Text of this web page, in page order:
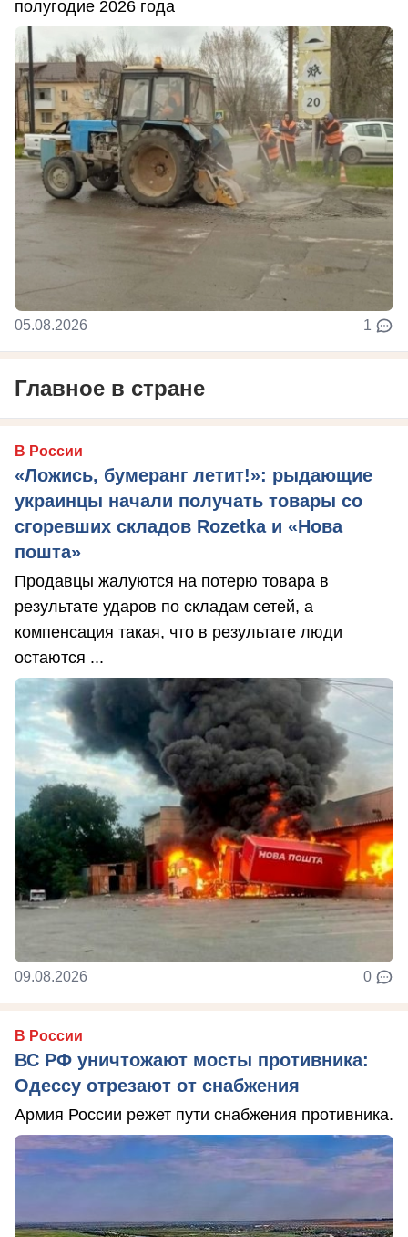
полугодие 2026 года
05.08.2026 1
Главное в стране
В России
«Ложись, бумеранг летит!»: рыдающие
украинцы начали получать товары со
сгоревших складов Rozetka и «Нова
пошта»
Продавцы жалуются на потерю товара в
результате ударов по складам сетей, а
компенсация такая, что в результате люди
остаются ...
09.08.2026 0
В России
ВС РФ уничтожают мосты противника:
Одессу отрезают от снабжения
Армия России режет пути снабжения противника.